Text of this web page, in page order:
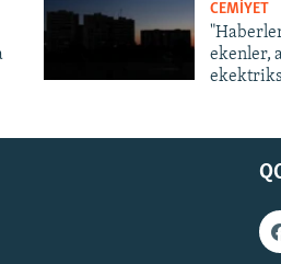
CEMİYET
ekenler,